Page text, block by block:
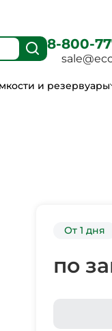
8-800-
и резервуары
От 1 дня
по